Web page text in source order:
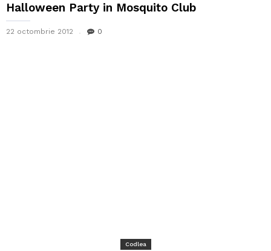
Halloween Party in Mosquito Club
22 octombrie 2012 0
Codlea